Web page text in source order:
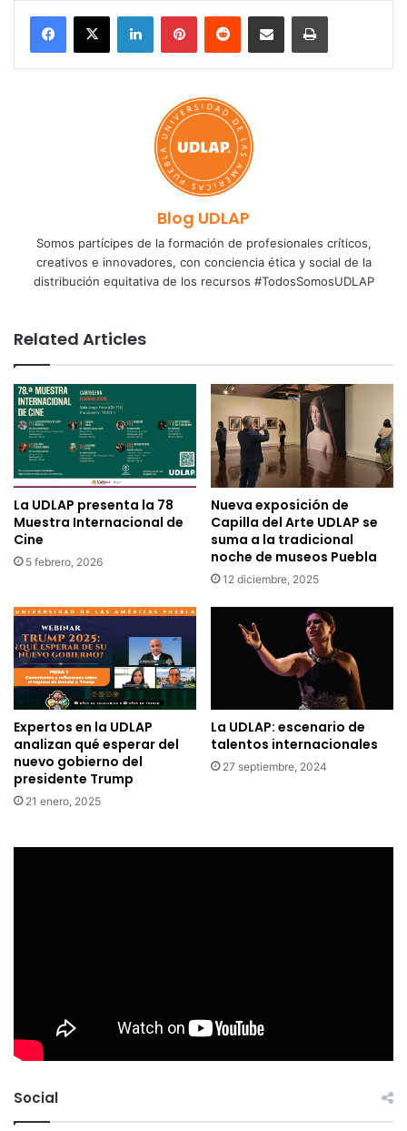
LinkedInPinterestReddit Share via Email Print
Blog UDLAP
Somos partícipes de la formación de profesionales críticos,
creativos e innovadores, con conciencia ética y social de la
distribución equitativa de los recursos #TodosSomosUDLAP
Related Articles
La UDLAP presenta la 78
Muestra Internacional de
Cine
5 febrero, 2026
Nueva exposición de
Capilla del Arte UDLAP se
suma a la tradicional
noche de museos Puebla
12 diciembre, 2025
Expertos en la UDLAP
analizan qué esperar del
nuevo gobierno del
presidente Trump
21 enero, 2025
La UDLAP: escenario de
talentos internacionales
27 septiembre, 2024
Social